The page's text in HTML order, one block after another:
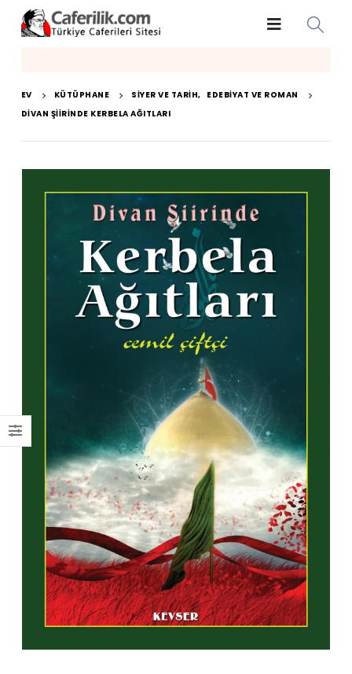
EV KÜTÜPHANE SIYER VE TARIH, EDEBIYAT VE ROMAN
DIVAN ŞIIRINDE KERBELA AĞITLARI